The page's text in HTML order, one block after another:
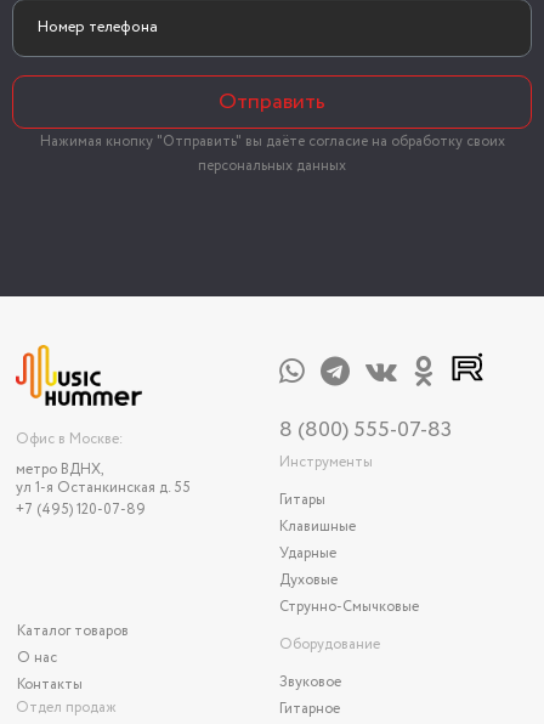
Отправить
Нажимая кнопку "Отправить" вы даёте согласие на обработку своих
персональных данных
Офис в Москве:
метро ВДНХ,
ул 1-я Останкинская д. 55
+7 (495) 120-07-89
Каталог товаров
О нас
Контакты
Отдел продаж
8 (800) 555-07-83
Инструменты
Гитары
Клавишные
Ударные
Духовые
Струнно-Смычковые
Оборудование
Звуковое
Гитарное